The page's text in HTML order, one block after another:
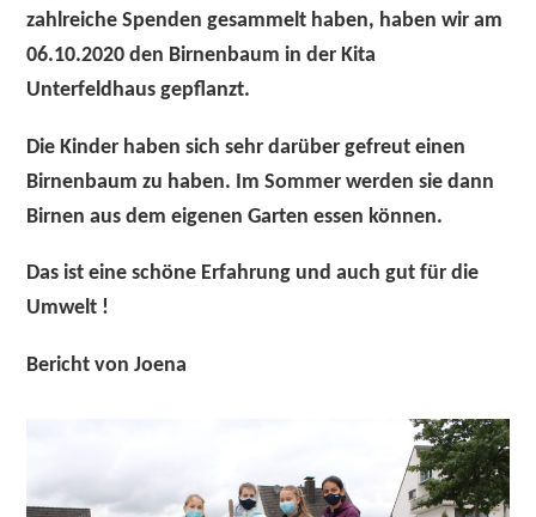
zahlreiche Spenden gesammelt haben, haben wir am
06.10.2020 den Birnenbaum in der Kita
Unterfeldhaus gepflanzt.
Die Kinder haben sich sehr darüber gefreut einen
Birnenbaum zu haben. Im Sommer werden sie dann
Birnen aus dem eigenen Garten essen können.
Das ist eine schöne Erfahrung und auch gut für die
Umwelt !
Bericht von Joena